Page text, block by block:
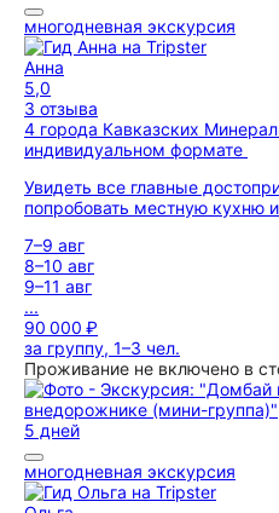
многодневная экскурсия
Анна
5,0
3 отзыва
4 города Кавказских
индивидуальном формате
Увидеть все главные
попробовать местную кухню
7–9 авг
8–10 авг
9–11 авг
...
90 000 ₽
за группу, 1–3 чел.
Проживание не включено в
5 дней
многодневная экскурсия